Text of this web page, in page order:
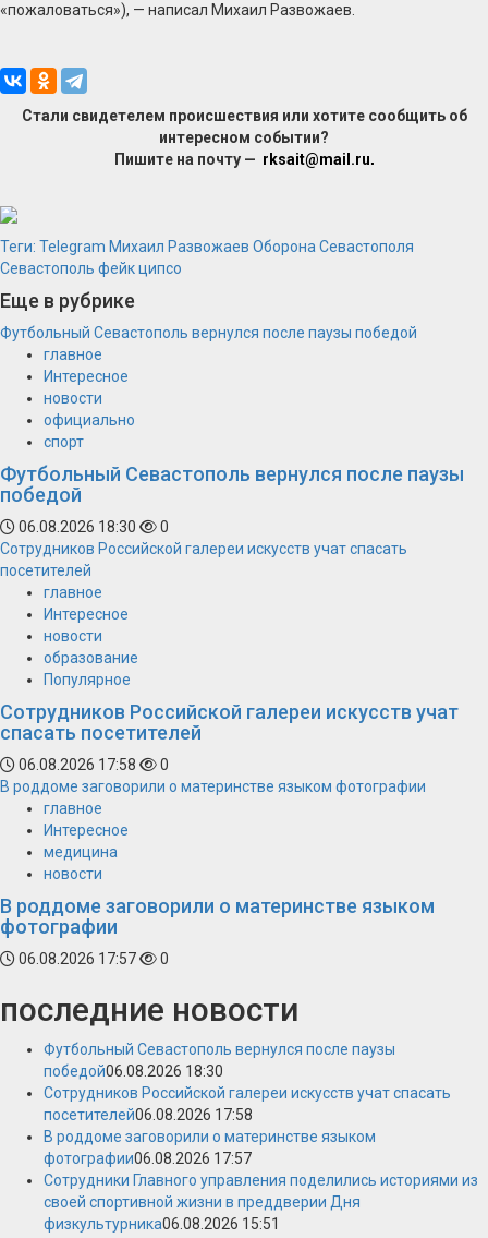
«пожаловаться»), — написал Михаил Развожаев.
Стали свидетелем происшествия или хотите сообщить об
интересном событии?
Пишите на почту — rksait@mail.ru.
Теги: Telegram Михаил Развожаев Оборона Севастополя
Севастополь фейкципсо
Еще в рубрике
Футбольный Севастополь вернулся после паузы победой
главное
Интересное
новости
официально
спорт
Футбольный Севастополь вернулся после паузы
победой
06.08.2026 18:30
0
Сотрудников Российской галереи искусств учат спасать
посетителей
главное
Интересное
новости
образование
Популярное
Сотрудников Российской галереи искусств учат
спасать посетителей
06.08.2026 17:58
0
В роддоме заговорили о материнстве языком фотографии
главное
Интересное
медицина
новости
В роддоме заговорили о материнстве языком
фотографии
06.08.2026 17:57 0
последние новости
Футбольный Севастополь вернулся после паузы
победой06.08.2026 18:30
Сотрудников Российской галереи искусств учат спасать
посетителей06.08.2026 17:58
В роддоме заговорили о материнстве языком
фотографии06.08.2026 17:57
Сотрудники Главного управления поделились историями из
своей спортивной жизни в преддверии Дня
физкультурника06.08.2026 15:51